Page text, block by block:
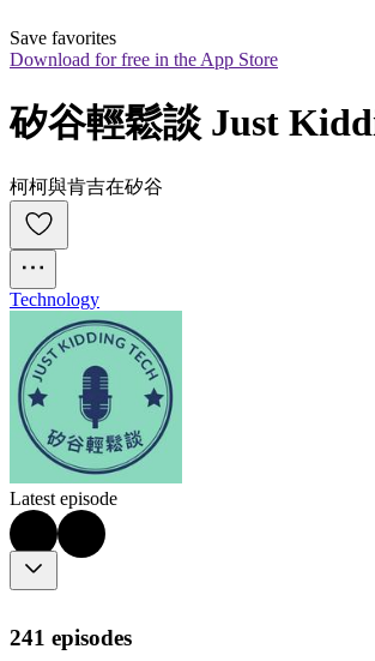
Save favorites
Download for free in the App Store
矽谷輕鬆談 Just
柯柯與肯吉在矽谷
Technology
Latest episode
241 episodes